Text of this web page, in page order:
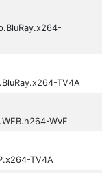
TV4A
WvF
TV4A